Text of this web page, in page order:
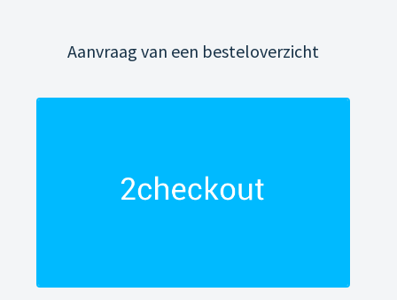
Aanvraag van een besteloverzicht